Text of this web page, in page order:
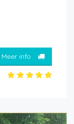
Meer info